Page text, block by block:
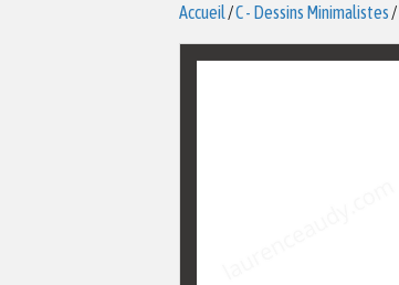
Accueil /C - Dessins Minimalistes /